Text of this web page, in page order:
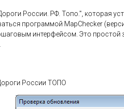
России. РФ. Топо.", которая
программой MapChecker
интерфейсом. Это простой
России ТОПО